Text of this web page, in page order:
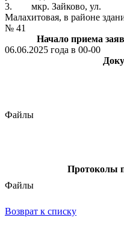
3. мкр. Зайково, ул.
Малахитовая, в районе
№ 41
Начало приема
06.06.2025 года в 00-00
Файлы
Протоколы
Файлы
Возврат к списку